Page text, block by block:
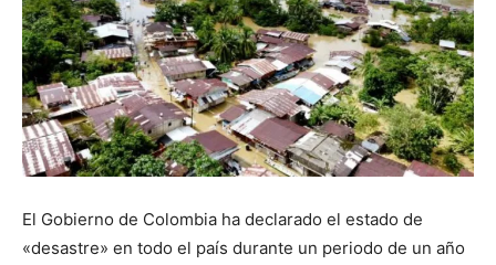
El Gobierno de Colombia ha declarado el estado de
«desastre» en todo el país durante un periodo de un año